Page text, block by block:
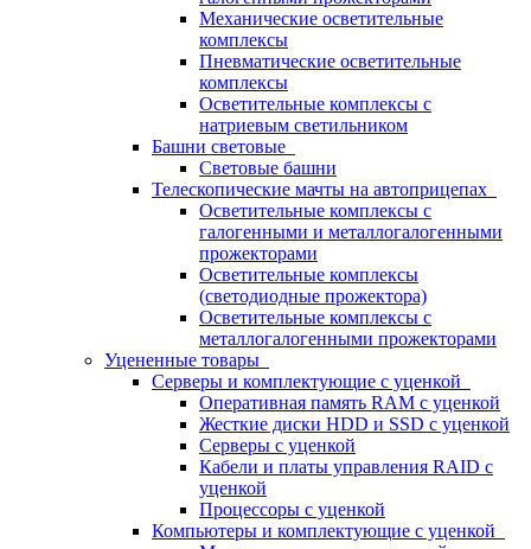
Механические осветительные
комплексы
Пневматические осветительные
комплексы
Осветительные комплексы с
натриевым светильником
Башни световые
Световые башни
Телескопические мачты на автоприцепах
Осветительные комплексы с
галогенными и металлогалогенными
прожекторами
Осветительные комплексы
(светодиодные прожектора)
Осветительные комплексы с
металлогалогенными прожекторами
Уцененные товары
Серверы и комплектующие с уценкой
Оперативная память RAM с уценкой
Жесткие диски HDD и SSD с уценкой
Серверы с уценкой
Кабели и платы управления RAID с
уценкой
Процессоры с уценкой
Компьютеры и комплектующие с уценкой